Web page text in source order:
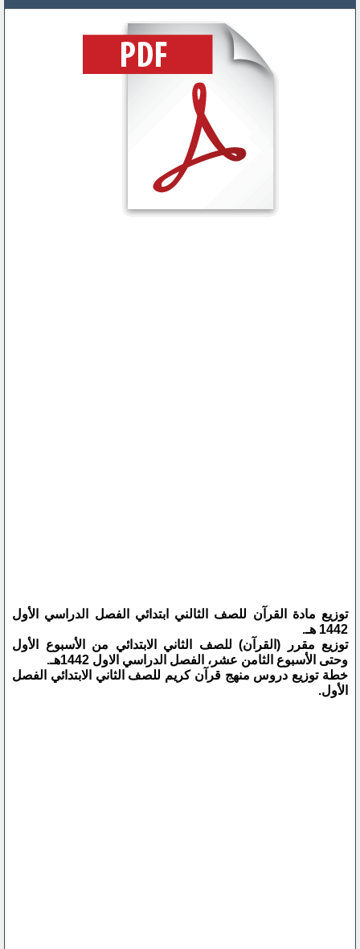
توزيع مادة القرآن للصف الثالني ابتدائي الفصل الدراسي الأول
1442 هـ.
توزيع مقرر (القرآن) للصف الثاني الابتدائي من الأسبوع الأول
وحتى الأسبوع الثامن عشر، الفصل الدراسي الاول 1442هـ.
خطة توزيع دروس منهج قرآن كريم للصف الثاني الابتدائي الفصل
الأول.